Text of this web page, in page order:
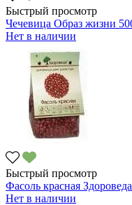
Быстрый просмотр
Чечевица Образ жизни
Нет в наличии
Быстрый просмотр
Фасоль красная
Нет в наличии